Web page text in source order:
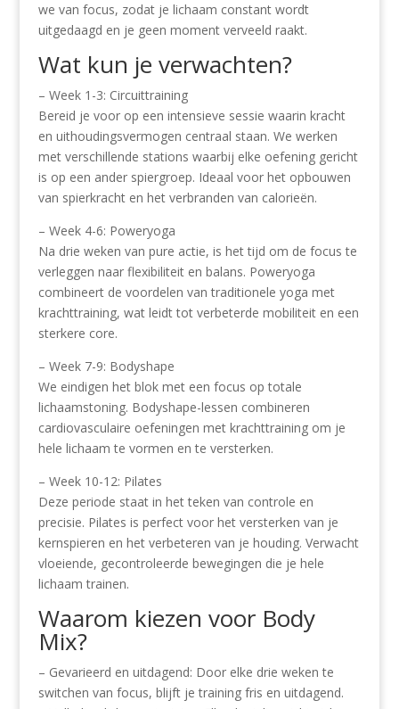
we van focus, zodat je lichaam constant wordt
uitgedaagd en je geen moment verveeld raakt.
Wat kun je verwachten?
– Week 1-3: Circuittraining
Bereid je voor op een intensieve sessie waarin kracht
en uithoudingsvermogen centraal staan. We werken
met verschillende stations waarbij elke oefening gericht
is op een ander spiergroep. Ideaal voor het opbouwen
van spierkracht en het verbranden van calorieën.
– Week 4-6: Poweryoga
Na drie weken van pure actie, is het tijd om de focus te
verleggen naar flexibiliteit en balans. Poweryoga
combineert de voordelen van traditionele yoga met
krachttraining, wat leidt tot verbeterde mobiliteit en een
sterkere core.
– Week 7-9: Bodyshape
We eindigen het blok met een focus op totale
lichaamstoning. Bodyshape-lessen combineren
cardiovasculaire oefeningen met krachttraining om je
hele lichaam te vormen en te versterken.
– Week 10-12: Pilates
Deze periode staat in het teken van controle en
precisie. Pilates is perfect voor het versterken van je
kernspieren en het verbeteren van je houding. Verwacht
vloeiende, gecontroleerde bewegingen die je hele
lichaam trainen.
Waarom kiezen voor Body
Mix?
– Gevarieerd en uitdagend: Door elke drie weken te
switchen van focus, blijft je training fris en uitdagend.